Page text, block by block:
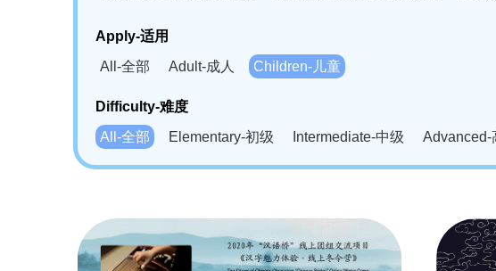
Apply-适用
All-全部
Adult-成人 Children-儿童
Difficulty-难度
All-全部
Elementary-初级 Intermediate-中级 Advanced-